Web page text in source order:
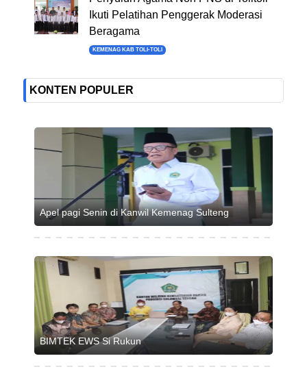
Ikuti Pelatihan Penggerak Moderasi
Beragama
KEMENAG KAB TOLI-TOLI
KONTEN POPULER
Apel pagi Senin di Kanwil Kemenag Sulteng
BIMTEK EWS Si Rukun